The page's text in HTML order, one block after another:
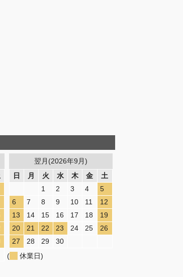
翌月(2026年9月)
日
月 火 水 木 金
土
1
2 3 4
5
6
7 8 9 10 11
12
13
14 15 16 17 18
19
20
21 22 23 24 25
26
27
28 29
30
(
休業日)